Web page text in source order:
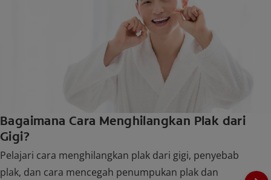
Bagaimana Cara Menghilangkan Plak dari
Gigi?
Pelajari cara menghilangkan plak dari gigi, penyebab
plak, dan cara mencegah penumpukan plak dan